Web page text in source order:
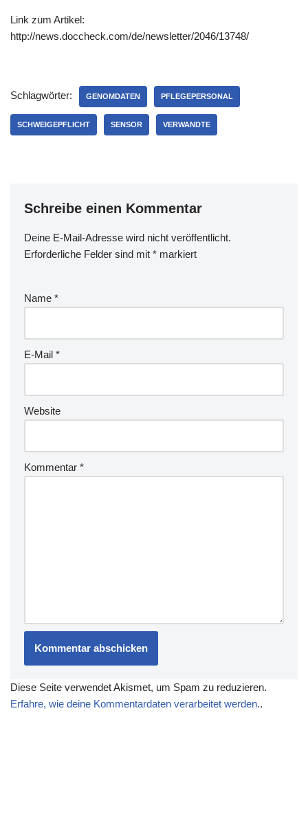
Link zum Artikel:
http://news.doccheck.com/de/newsletter/2046/13748/
Schlagwörter: GENOMDATEN PFLEGEPERSONAL
SCHWEIGEPFLICHT SENSOR VERWANDTE
Schreibe einen Kommentar
Deine E-Mail-Adresse wird nicht veröffentlicht.
Erforderliche Felder sind mit * markiert
Name *
E-Mail *
Website
Kommentar *
Diese Seite verwendet Akismet, um Spam zu reduzieren.
Erfahre, wie deine Kommentardaten verarbeitet werden..